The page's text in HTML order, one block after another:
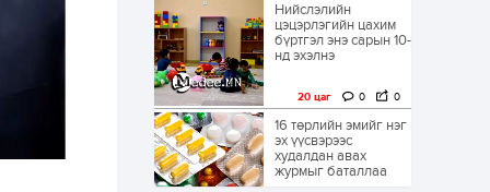
Нийслэлийн
цэцэрлэгийн цахим
бүртгэл энэ сарын 10-
нд эхэлнэ
20 цаг 0 0
16 төрлийн эмийг нэг
эх үүсвэрээс
худалдан авах
журмыг баталлаа